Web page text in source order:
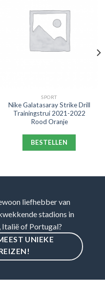
SPORT
Nike Galatasaray Strike Drill
Trainingstrui 2021-2022
Rood Oranje
BESTELLEN
liefhebber van
stadions in
Italië of Portugal?
UNIEKE